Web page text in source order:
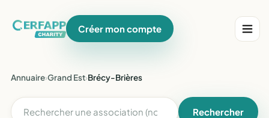
Créer mon compte
Annuaire›Grand Est›Brécy-Brières
Rechercher